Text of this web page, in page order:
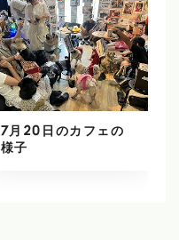
7月20日のカフェの
様子